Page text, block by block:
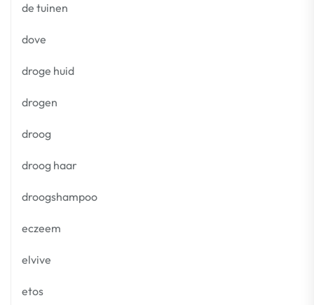
de tuinen
dove
droge huid
drogen
droog
droog haar
droogshampoo
eczeem
elvive
etos